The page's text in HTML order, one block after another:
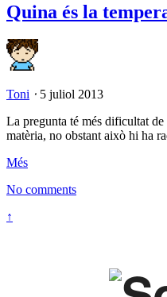
Quina és la
Toni ⋅ 5 juliol 2013
La pregunta té més dificultat de
matèria, no obstant això hi ha
Més
No comments
↑